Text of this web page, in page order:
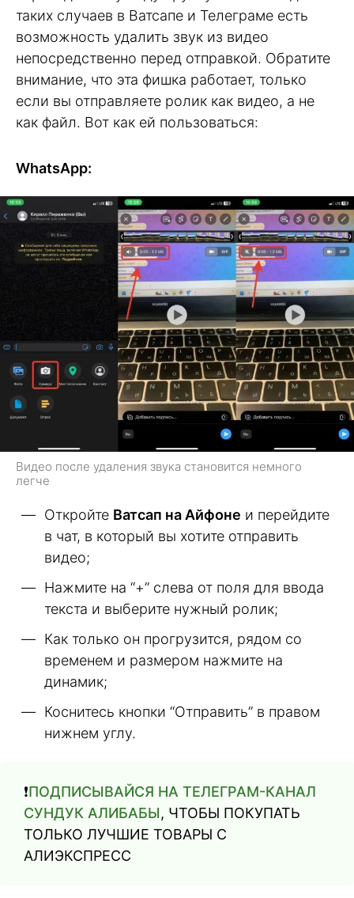
таких случаев в Ватсапе и Телеграме есть
возможность удалить звук из видео
непосредственно перед отправкой. Обратите
внимание, что эта фишка работает, только
если вы отправляете ролик как видео, а не
как файл. Вот как ей пользоваться:
WhatsApp:
Видео после удаления звука становится немного
легче
Откройте Ватсап на Айфоне и перейдите
в чат, в который вы хотите отправить
видео;
Нажмите на “+” слева от поля для ввода
текста и выберите нужный ролик;
Как только он прогрузится, рядом со
временем и размером нажмите на
динамик;
Коснитесь кнопки “Отправить” в правом
нижнем углу.
❗️ПОДПИСЫВАЙСЯ НА ТЕЛЕГРАМ-КАНАЛ
СУНДУК АЛИБАБЫ, ЧТОБЫ ПОКУПАТЬ
ТОЛЬКО ЛУЧШИЕ ТОВАРЫ С
АЛИЭКСПРЕСС